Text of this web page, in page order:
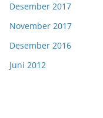
Desember 2017
November 2017
Desember 2016
Juni 2012